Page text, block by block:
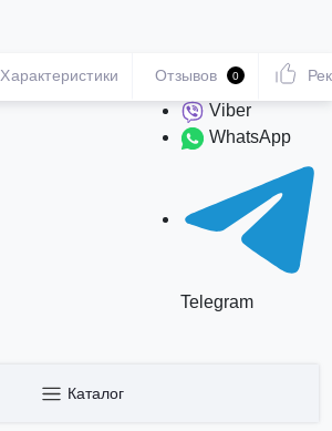
Viber
WhatsApp
Telegram
Каталог
Характеристики Отзывов 0